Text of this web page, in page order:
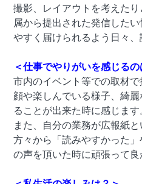
撮影、レイアウトを考えた
属から提出された発信した
やすく届けられるよう日々、
＜仕事でやりがいを感じる
市内のイベント等での取材
顔や楽しんでいる様子、綺
ることが出来た時に感じます
また、自分の業務が広報紙
方々から「読みやすかった
の声を頂いた時に頑張って良